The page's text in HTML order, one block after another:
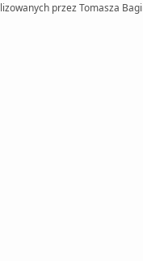
przez Tomasza